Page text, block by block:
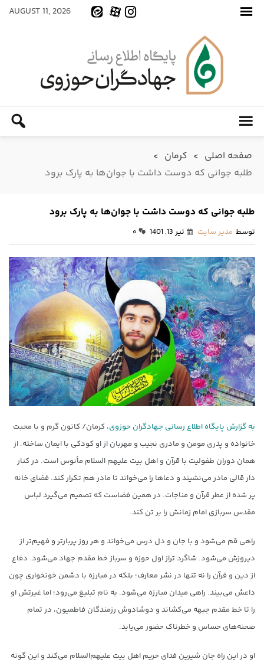
AUGUST 11, 2026
صفحه اصلی > کرمان >
طلبه جوانی که دوست داشت با جوان‌ها به پارک برود
طلبه جوانی که دوست داشت با جوان‌ها به پارک برود
توسط مدیر سایت تیر 13, 1401 ۰
به گزارش پایگاه اطلاع رسانی جهادگران حوزوی، کرمان/ کانون گرم و با محبت
خانواده و پدری مومن و مادری نجیب و مهربان از او کودکی با ایمان ساخته. از
همان دوران طفولیت با قرآن و اهل بیت علیهم السلام مأنوس است. در کنار
دار قالی مادر می‌نشیند و دعاها را می‌خواند تا مادر هم تکرار کند. فضای خانه
پر شده از عطر قرآن و مناجات. در همین فضاست که تصمیم می‌گیرد لباس
مقدس سربازی امام زمانش را بر تن کند.
راهی قم می‌شود و با جان و دل درس می‌خواند و هر روز پربارتر و فهیم‌تر از
دیروزش می‌شود. شاگرد تراز اول حوزه و سرباز خط مقدم جهاد می‌شود. دفاع
از دین و قرآن را نه تنها در نشر معارف؛ بلکه در مبارزه با دشمن خونخواری چون
داعش می‌بیند. راهی میدان مبارزه می‌شود. به نام تبلیغ می‌رود؛ اما غیرتش او
را تا خط مقدم جبهه می‌کشاند و دوشادوش رزمندگان فاطمیون، در تمام
صحنه‌های حساس و خطرناک حضور می‌یابد.
او در این راه جان شیرین فدای حریم اهل بیت علیهم‌السلام می‌کند و این گونه